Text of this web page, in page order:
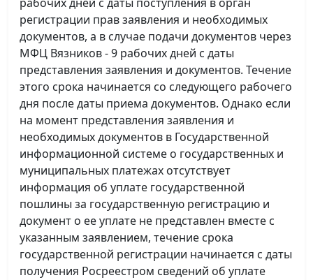
регистрации прав заявления и необходимых
документов, а в случае подачи документов через
МФЦ Вязников - 9 рабочих дней с даты
представления заявления и документов. Течение
этого срока начинается со следующего рабочего
дня после даты приема документов. Однако если
на момент представления заявления и
необходимых документов в Государственной
информационной системе о государственных и
муниципальных платежах отсутствует
информация об уплате государственной
пошлины за государственную регистрацию и
документ о ее уплате не представлен вместе с
указанным заявлением, течение срока
государственной регистрации начинается с даты
получения Росреестром сведений об уплате